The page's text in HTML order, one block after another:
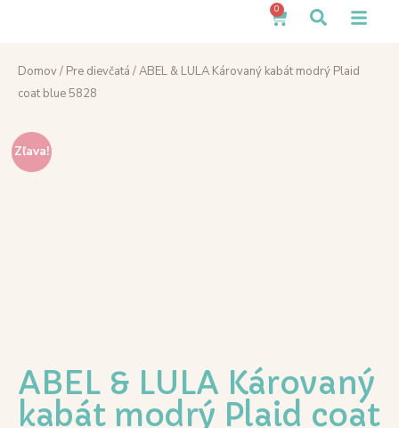
0
Domov/ Pre dievčatá / ABEL & LULA Károvaný kabát modrý Plaid
coat blue 5828
Zľava!
ABEL & LULA Károvaný
kabát modrý Plaid coat